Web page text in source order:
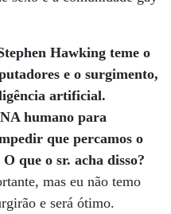
Hawking teme o
e o surgimento,
artificial.
humano para
que percamos o
que o sr. acha disso?
mas eu não temo
e será ótimo.